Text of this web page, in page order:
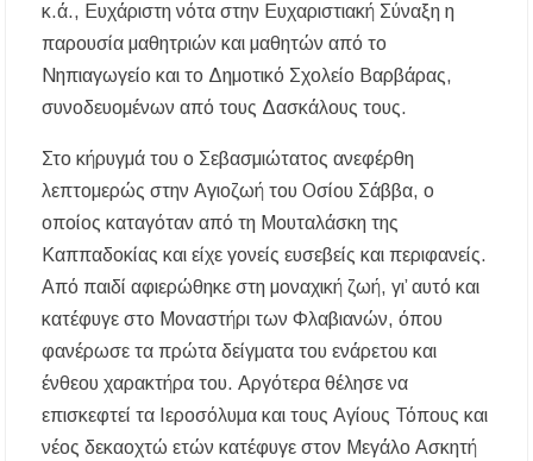
κ.ά., Ευχάριστη νότα στην Ευχαριστιακή Σύναξη η
παρουσία μαθητριών και μαθητών από το
Νηπιαγωγείο και το Δημοτικό Σχολείο Βαρβάρας,
συνοδευομένων από τους Δασκάλους τους.
Στο κήρυγμά του ο Σεβασμιώτατος ανεφέρθη
λεπτομερώς στην Αγιοζωή του Οσίου Σάββα, ο
οποίος καταγόταν από τη Μουταλάσκη της
Καππαδοκίας και είχε γονείς ευσεβείς και περιφανείς.
Από παιδί αφιερώθηκε στη μοναχική ζωή, γι’ αυτό και
κατέφυγε στο Μοναστήρι των Φλαβιανών, όπου
φανέρωσε τα πρώτα δείγματα του ενάρετου και
ένθεου χαρακτήρα του. Αργότερα θέλησε να
επισκεφτεί τα Ιεροσόλυμα και τους Αγίους Τόπους και
νέος δεκαοχτώ ετών κατέφυγε στον Μεγάλο Ασκητή